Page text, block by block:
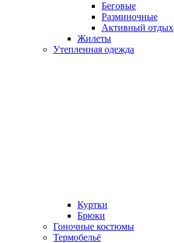
Беговые
Разминочные
Активный отдых
Жилеты
Утепленная одежда
Куртки
Брюки
Гоночные костюмы
Термобельё